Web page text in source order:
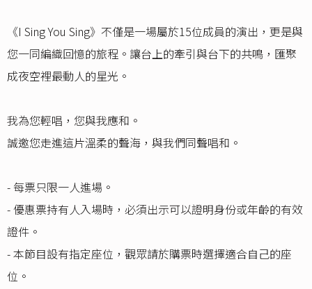
《I Sing You Sing》不僅是一場屬於15位成員的演出，更是與
您一同編織回憶的旅程。讓台上的牽引與台下的共鳴，匯聚
成夜空裡最動人的星光。
我為您輕唱，您與我應和。
誠邀您走進這片溫柔的聲海，與我們同聲唱和。
- 每票只限一人進場。
- 優惠票持有人入場時，必須出示可以證明身份或年齡的有效
證件。
- 本節目設有指定座位，觀眾請於購票時選擇適合自己的座
位。